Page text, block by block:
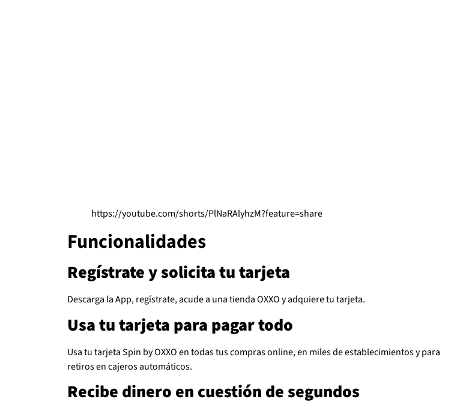
https://youtube.com/shorts/PlNaRAlyhzM?feature=share
Funcionalidades
Regístrate y solicita tu tarjeta
Descarga la App, regístrate, acude a una tienda OXXO y adquiere tu tarjeta.
Usa tu tarjeta para pagar todo
Usa tu tarjeta Spin by OXXO en todas tus compras online, en miles de establecimientos y para
retiros en cajeros automáticos.
Recibe dinero en cuestión de segundos